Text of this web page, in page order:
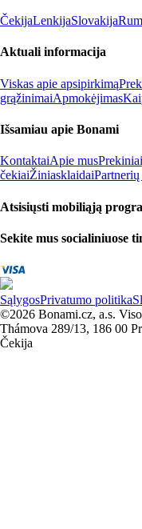
ČekijaLenkijaSlovakija
Aktuali informacija
Viskas apie apsipirkimą
grąžinimaiApmokėjimas
Išsamiau apie Bonami
KontaktaiApie mus
čekiaiŽiniasklaidai
Atsisiųsti mobiliąją
Sekite mus socialiniuose
SąlygosPrivatumo politika
©2026 Bonami.cz, a.s.
Thámova 289/13, 186 00
Čekija